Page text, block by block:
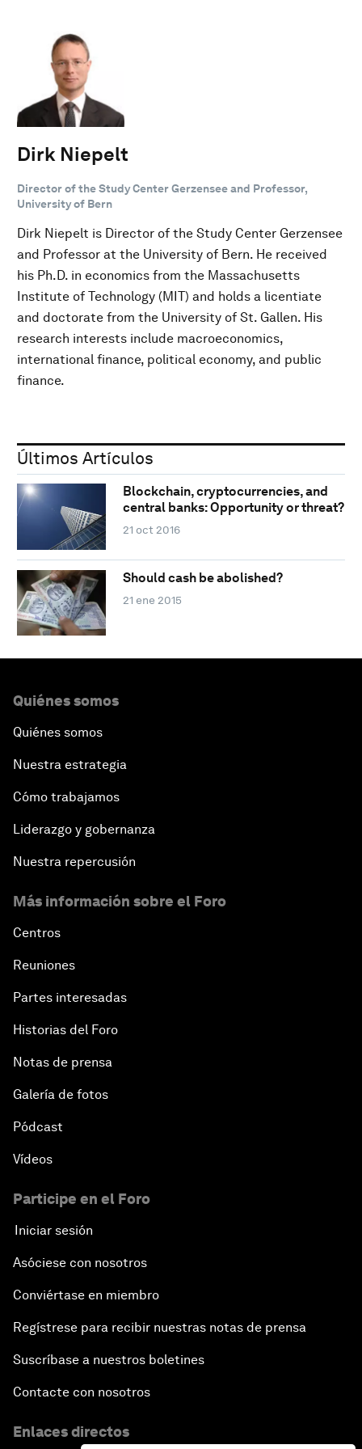
Dirk Niepelt
Director of the Study Center Gerzensee and Professor,
University of Bern
Dirk Niepelt is Director of the Study Center Gerzensee
and Professor at the University of Bern. He received
his Ph.D. in economics from the Massachusetts
Institute of Technology (MIT) and holds a licentiate
and doctorate from the University of St. Gallen. His
research interests include macroeconomics,
international finance, political economy, and public
finance.
Últimos Artículos
Blockchain, cryptocurrencies, and
central banks: Opportunity or threat?
21 oct 2016
Should cash be abolished?
21 ene 2015
Quiénes somos
Quiénes somos
Nuestra estrategia
Cómo trabajamos
Liderazgo y gobernanza
Nuestra repercusión
Más información sobre el Foro
Centros
Reuniones
Partes interesadas
Historias del Foro
Notas de prensa
Galería de fotos
Pódcast
Vídeos
Participe en el Foro
Iniciar sesión
Asóciese con nosotros
Conviértase en miembro
Regístrese para recibir nuestras notas de prensa
Suscríbase a nuestros boletines
Contacte con nosotros
Enlaces directos